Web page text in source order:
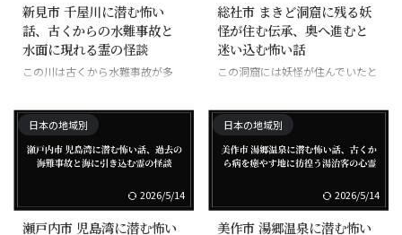
新見市 千屋川に潜む怖い
話、古くからの水難事故と
水面に現れる霊の怪談
この川は古くから水難事故が多
総社市 まきど洞窟に残る妖
怪が住む伝承、奥へ進むと
迷い込む怖い話
この洞窟には妖怪が住んでいたと
と言われる。
日本の地域別
2026/5/14
瀬戸内市 児島湾に潜む怖い
日本の地域別
2026/5/14
美作市 湯郷温泉に潜む怖い